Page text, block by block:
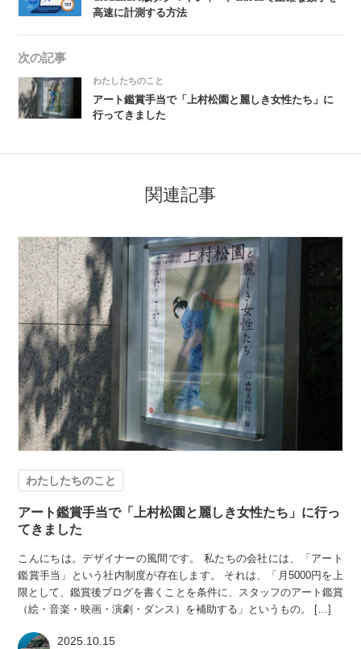
高速に計測する方法
次の記事
わたしたちのこと
アート鑑賞手当で「上村松園と麗しき女性たち」に
行ってきました
関連記事
わたしたちのこと
アート鑑賞手当で「上村松園と麗しき女性たち」に行っ
てきました
こんにちは。デザイナーの風間です。 私たちの会社には、「アート
鑑賞手当」という社内制度が存在します。 それは、「月5000円を上
限として、鑑賞後ブログを書くことを条件に、スタッフのアート鑑賞
（絵・音楽・映画・演劇・ダンス）を補助する」というもの。 […]
2025.10.15